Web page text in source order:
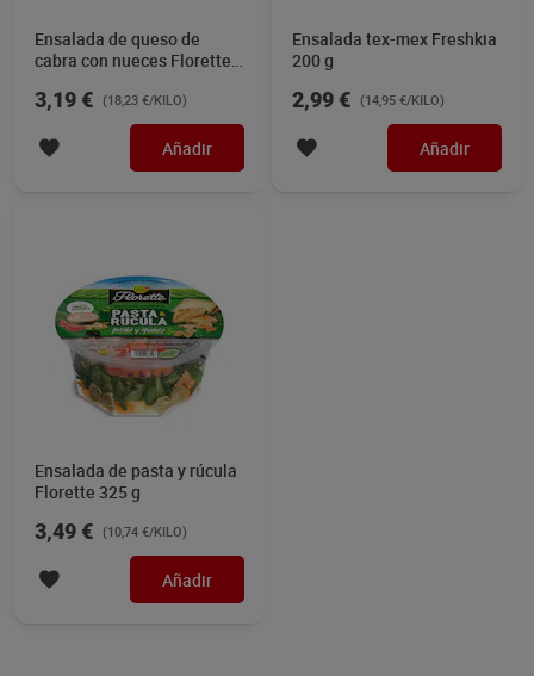
Ensalada de queso de
cabra con nueces Florette
3,19 € (18,23 €/KILO)
Añadir
Ensalada tex-mex Freshkia
200 g
2,99 € (14,95 €/KILO)
Añadir
Ensalada de pasta y rúcula
Florette 325 g
3,49 € (10,74 €/KILO)
Añadir